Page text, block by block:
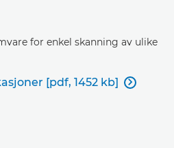
for enkel skanning av ulike
[pdf, 1452 kb] 